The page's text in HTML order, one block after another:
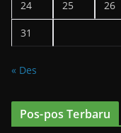
24 25 26
31
« Des
Pos-pos Terbaru